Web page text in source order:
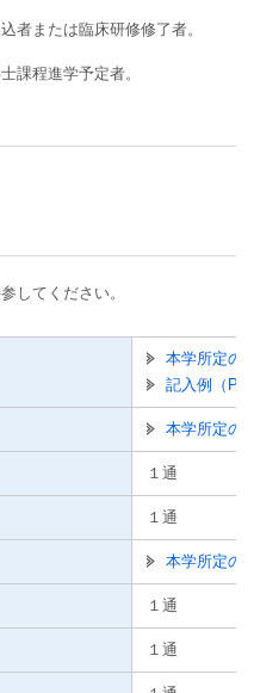
者または臨床研修修了者。
課程進学予定者。
してください。
本学所定の
記入例（
本学所定の
１通
１通
本学所定の
１通
１通